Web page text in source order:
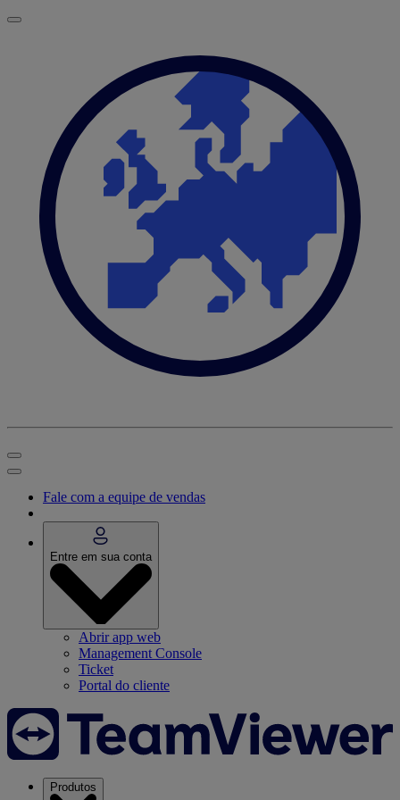
Fale com a equipe de vendas
Entre em sua conta
Abrir app web
Management Console
Ticket
Portal do cliente
Produtos